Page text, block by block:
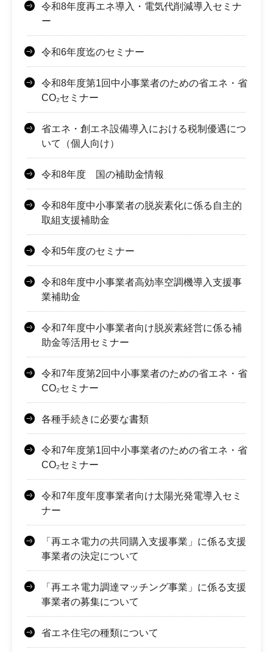
令和8年度再エネ導入・電気代削減導入セミナ
ー
令和6年度迄のセミナー
令和8年度第1回中小事業者のための省エネ・省
CO₂セミナー
省エネ・創エネ設備導入における税制優遇につ
いて（個人向け）
令和8年度 国の補助金情報
令和8年度中小事業者の脱炭素化に係る自主的
取組支援補助金
令和5年度のセミナー
令和8年度中小事業者高効率空調機導入支援事
業補助金
令和7年度中小事業者向け脱炭素経営に係る補
助金等活用セミナー
令和7年度第2回中小事業者のための省エネ・省
CO₂セミナー
各種手続きに必要な書類
令和7年度第1回中小事業者のための省エネ・省
CO₂セミナー
令和7年度年度事業者向け太陽光発電導入セミ
ナー
「再エネ電力の共同購入支援事業」に係る支援
事業者の決定について
「再エネ電力調達マッチング事業」に係る支援
事業者の募集について
省エネ住宅の種類について